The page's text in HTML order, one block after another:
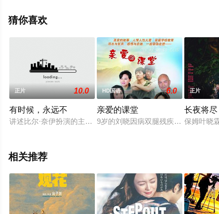
网等平台了解。
猜你喜欢
正片 10.0
有时候，永远不
讲述比尔·奈伊扮演的主人公的一个儿子抱怨他不关心兄弟的
HD国语 6.0
亲爱的课堂
9岁的刘晓因病双腿残疾，7岁的同学
正片
长夜将尽
保姆叶晓
相关推荐